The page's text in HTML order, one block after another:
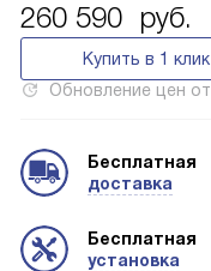
260 590 руб.
Купить в 1 клик
Обновление цен от
Бесплатная
доставка
Бесплатная
установка